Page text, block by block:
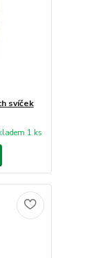
svíček
1 ks